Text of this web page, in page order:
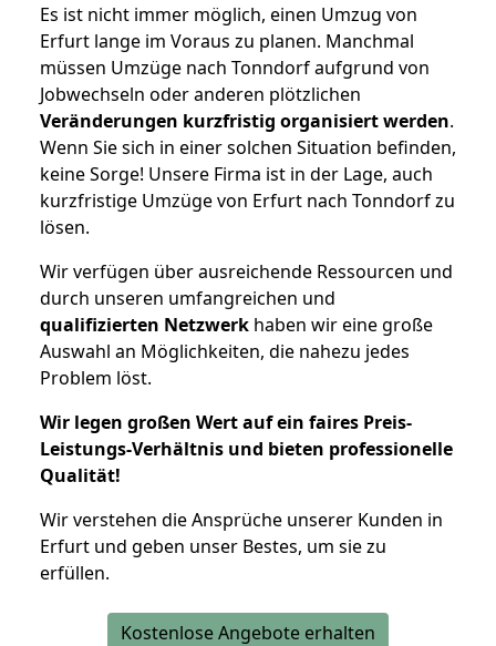
Es ist nicht immer möglich, einen Umzug von
Erfurt lange im Voraus zu planen. Manchmal
müssen Umzüge nach Tonndorf aufgrund von
Jobwechseln oder anderen plötzlichen
Veränderungen kurzfristig organisiert werden.
Wenn Sie sich in einer solchen Situation befinden,
keine Sorge! Unsere Firma ist in der Lage, auch
kurzfristige Umzüge von Erfurt nach Tonndorf zu
lösen.
Wir verfügen über ausreichende Ressourcen und
durch unseren umfangreichen und
qualifizierten Netzwerk haben wir eine große
Auswahl an Möglichkeiten, die nahezu jedes
Problem löst.
Wir legen großen Wert auf ein faires Preis-
Leistungs-Verhältnis und bieten professionelle
Qualität!
Wir verstehen die Ansprüche unserer Kunden in
Erfurt und geben unser Bestes, um sie zu
erfüllen.
Kostenlose Angebote erhalten